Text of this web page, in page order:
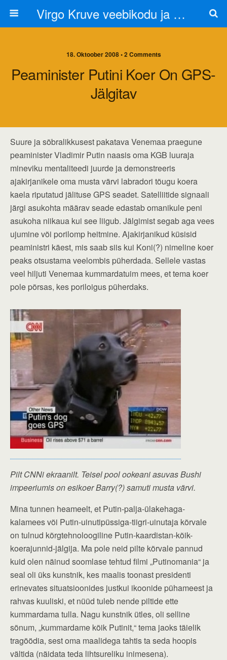
Virgo Kruve veebikodu ja blogi
18. Oktoober 2008 • 2 Comments
Peaminister Putini Koer On GPS-
Jälgitav
Suure ja sõbralikkusest pakatava Venemaa praegune
peaminister Vladimir Putin naasis oma KGB luuraja
mineviku mentaliteedi juurde ja demonstreeris
ajakirjanikele oma musta värvi labradori tõugu koera
kaela riputatud jälituse GPS seadet. Satelliitide signaali
järgi asukohta määrav seade edastab omanikule peni
asukoha niikaua kui see liigub. Jälgimist segab aga vees
ujumine või porilomp heitmine. Ajakirjanikud küsisid
peaministri käest, mis saab siis kui Koni(?) nimeline koer
peaks otsustama veelombis püherdada. Sellele vastas
veel hiljuti Venemaa kummardatuim mees, et tema koer
pole põrsas, kes poriloigus püherdaks.
Pilt CNNi ekraanilt. Teisel pool ookeani asuvas Bushi
impeeriumis on esikoer Barry(?) samuti musta värvi.
Mina tunnen heameelt, et Putin-palja-ülakehaga-
kalamees või Putin-uinutipüssiga-tiigri-uinutaja kõrvale
on tulnud kõrgtehnoloogiline Putin-kaardistan-kõik-
koerajunnid-jälgija. Ma pole neid pilte kõrvale pannud
kuid olen näinud soomlase tehtud filmi „Putinomania“ ja
seal oli üks kunstnik, kes maalis toonast presidenti
erinevates situatsioonides justkui ikoonide pühameest ja
rahvas kuuliski, et nüüd tuleb nende piltide ette
kummardama tulla. Nagu kunstnik ütles, oli selline
sõnum, „kummardame kõik Putinit,“ tema jaoks täielik
tragöödia, sest oma maalidega tahtis ta seda hoopis
vältida (näidata teda lihtsureliku inimesena).